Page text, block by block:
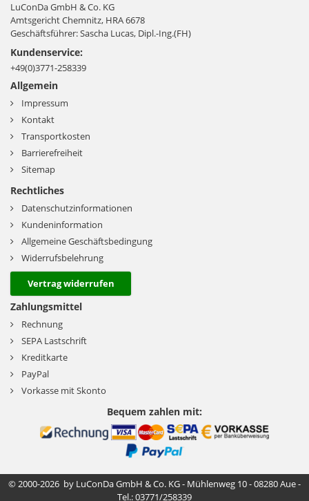
LuConDa GmbH & Co. KG
Amtsgericht Chemnitz, HRA 6678
Geschäftsführer: Sascha Lucas, Dipl.-Ing.(FH)
Kundenservice:
+49(0)3771-258339
Allgemein
Impressum
Kontakt
Transportkosten
Barrierefreiheit
Sitemap
Rechtliches
Datenschutzinformationen
Kundeninformation
Allgemeine Geschäftsbedingung
Widerrufsbelehrung
Vertrag widerrufen
Zahlungsmittel
Rechnung
SEPA Lastschrift
Kreditkarte
PayPal
Vorkasse mit Skonto
Bequem zahlen mit:
© 2000-2026 by LuConDa GmbH & Co. KG - Mühlenweg 10 - 08280 Aue -
Tel.: 03771/258339